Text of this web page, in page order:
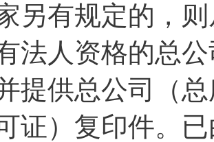
另有规定的，
法人资格的总
提供总公司（
证）复印件。